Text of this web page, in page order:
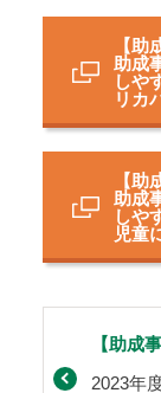
【
助成
しや
リカ
【
助成
しや
児童
【助成